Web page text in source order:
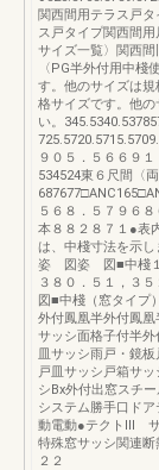
関西間用テラス戸
ス戸タイプ関西間
サイズ一覧〉関西
〈PG半外付用中棧
す。他のサイズは
格サイズです。他
い。
９０５．５６６９
534524東６尺間〈
５６８．５７９６
本８８２８７１●表
は、中棧寸法を示
姿 図姿 図■中棧１
３８０．５１，３
図■中棧（窓タイプ
外付鳳凰半外付鳳
サッシ面格子付半
皿サッシ雨戸・鏡
戸皿サッシ戸箱サ
シBx外付出窓スチ
システム勝手口ド
動電動●テクトⅢ サ
特殊窓サッシ関連
２２